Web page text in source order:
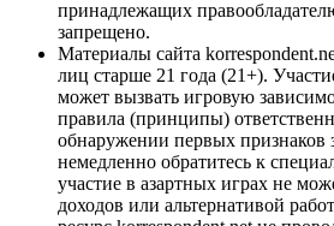
принадлежащих
запрещено.
Материалы сайта
лиц старше 21 года (21+).
может вызвать игровую
правила (принципы)
обнаружении первых признаков
немедленно обратитесь к
участие в азартных играх не
доходов или альтернативой